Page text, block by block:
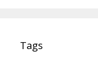
Tags